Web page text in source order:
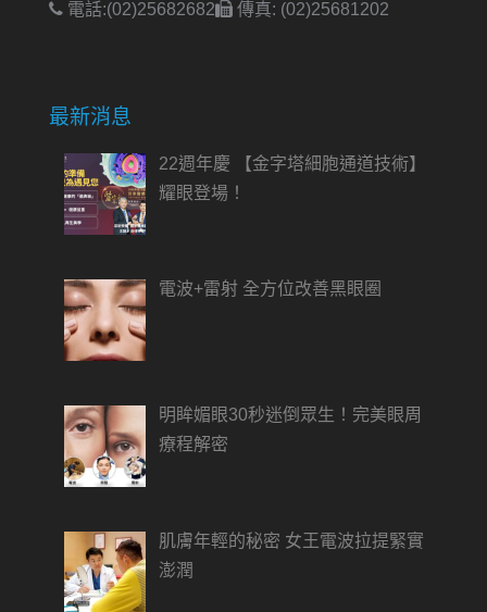
電話:(02)25682682 傳真: (02)25681202
最新消息
22週年慶 【金字塔細胞通道技術】
耀眼登場！
電波+雷射 全方位改善黑眼圈
明眸媚眼30秒迷倒眾生！完美眼周
療程解密
肌膚年輕的秘密 女王電波拉提緊實
澎潤